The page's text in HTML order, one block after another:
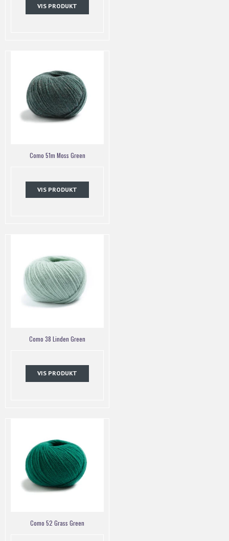
VIS PRODUKT
Como 51m Moss Green
VIS PRODUKT
Como 38 Linden Green
VIS PRODUKT
Como 52 Grass Green